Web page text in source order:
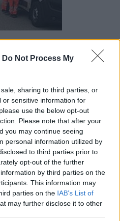
Do Not Process My
sharing to third parties, or
or sensitive information for
use the below opt-out
Please note that after your
you may continue seeing
personal information utilized by
to third parties prior to
opt-out of the further
by third parties on the
This information may
parties on the IAB’s List of
may further disclose it to other
chiusa in entrambe le direzioni,
e un'auto. Ecco in che punto e
a tre, stamani, lungo
l'incidenteè statachiusa in
da poco dopo le 8 all'altezza di
162, ha coinvolto due mezzi
. Per le conseguenze dello scontro e
è stata istituita l'uscita
Sud epercorso
Arezzo.